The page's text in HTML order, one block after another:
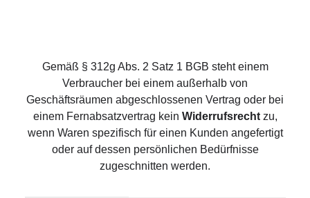
Gemäß § 312g Abs. 2 Satz 1 BGB steht einem
Verbraucher bei einem außerhalb von
Geschäftsräumen abgeschlossenen Vertrag oder bei
einem Fernabsatzvertrag kein Widerrufsrecht zu,
wenn Waren spezifisch für einen Kunden angefertigt
oder auf dessen persönlichen Bedürfnisse
zugeschnitten werden.